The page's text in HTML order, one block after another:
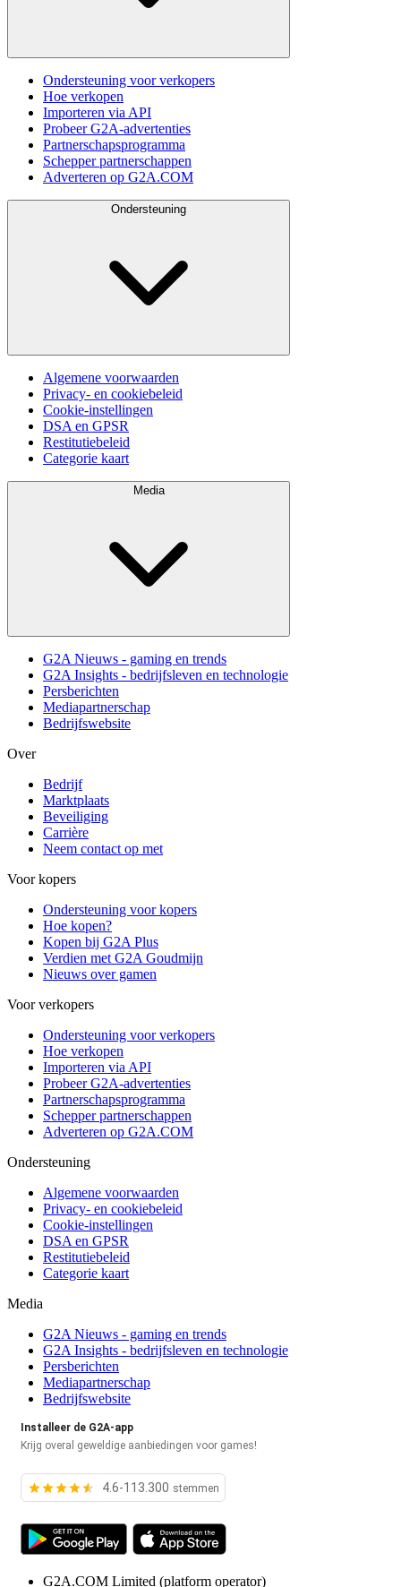
Ondersteuning voor verkopers
Hoe verkopen
Importeren via API
Probeer G2A-advertenties
Partnerschapsprogramma
Schepper partnerschappen
Adverteren op G2A.COM
Ondersteuning
Algemene voorwaarden
Privacy- en cookiebeleid
Cookie-instellingen
DSA en GPSR
Restitutiebeleid
Categorie kaart
Media
G2A Nieuws - gaming en trends
G2A Insights - bedrijfsleven en technologie
Persberichten
Mediapartnerschap
Bedrijfswebsite
Over
Bedrijf
Marktplaats
Beveiliging
Carrière
Neem contact op met
Voor kopers
Ondersteuning voor kopers
Hoe kopen?
Kopen bij G2A Plus
Verdien met G2A Goudmijn
Nieuws over gamen
Voor verkopers
Ondersteuning voor verkopers
Hoe verkopen
Importeren via API
Probeer G2A-advertenties
Partnerschapsprogramma
Schepper partnerschappen
Adverteren op G2A.COM
Ondersteuning
Algemene voorwaarden
Privacy- en cookiebeleid
Cookie-instellingen
DSA en GPSR
Restitutiebeleid
Categorie kaart
Media
G2A Nieuws - gaming en trends
G2A Insights - bedrijfsleven en technologie
Persberichten
Mediapartnerschap
Bedrijfswebsite
Installeer de G2A-app
Krijg overal geweldige aanbiedingen voor games!
4.6-113.300 stemmen
G2A.COM Limited (platform operator)